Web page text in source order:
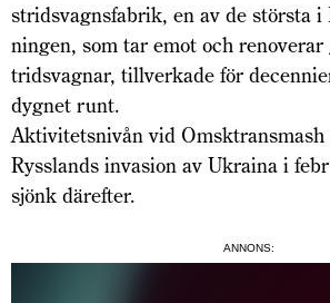
stridsvagnsfabrik, en av de största
ningen, som tar emot och renoverar
tridsvagnar, tillverkade för
dygnet runt.
Aktivitetsnivån vid Omsktransmash
Rysslands invasion av Ukraina i
sjönk därefter.
ANNONS: